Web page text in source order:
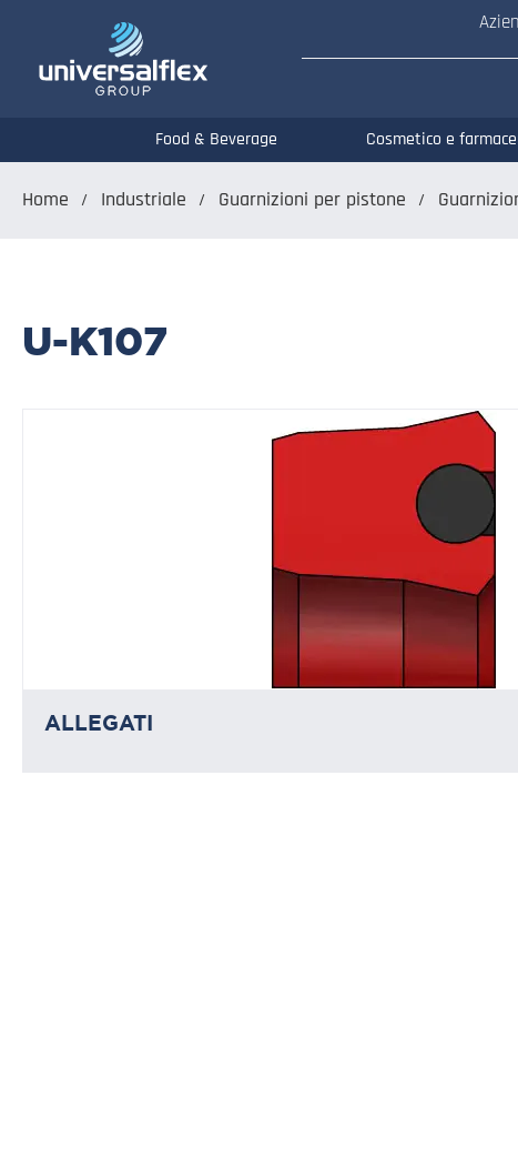
Food & Beverage Cosmetico e
Home Industriale Guarnizioni per pistone
U-K107
ALLEGATI